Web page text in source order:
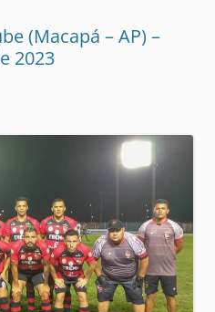
(Macapá – AP) –
2023